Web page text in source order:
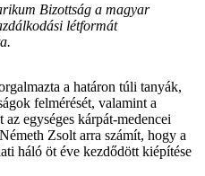
Bizottság a magyar
létformát
a határon túli tanyák,
felmérését, valamint a
egységes kárpát-medencei
Zsolt arra számít, hogy a
háló öt éve kezdődött kiépítése